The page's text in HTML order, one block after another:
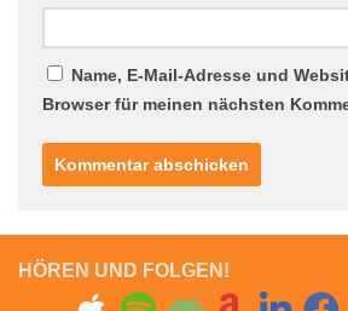
Name, E-Mail-Adresse und
Browser für meinen nächsten
HÖREN UND FOLGEN!